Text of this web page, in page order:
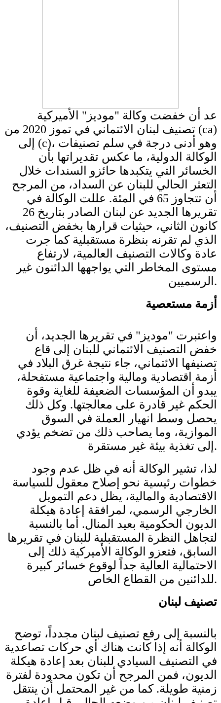
عد أن خفضت وكالة "موديز" الأميركية
تصنيف لبنان الائتماني في تموز 2020 من (ca)
إلى (c)، وهو أدنى درجة في سلم تصنيفات
الوكالة الدولية، ما عكس تقديراتها بأن
الخسائر التي يتكبدها حائزو السندات خلال
التعثر الحالي للبنان عن السداد، من المرجح
أن تتجاوز 65 في المئة. عللت الوكالة في
تقريرها الجديد عن لبنان الصادر بتاريخ 26
كانون الثاني، حيثيات قرارها بخفض التصنيف،
الذي لم تقرنه بنظرة مستقبلية كما جرت
عادة وكالات التصنيف العالمية، لارتفاع
مستوى المخاطر التي يواجهها الدائنون غير
الرسميين.
أزمة مستعصية
واعتبرت "موديز" في تقريرها الجديد، أن
خفض التصنيف الائتماني للبنان إلى قاع
تصنيفها الائتماني، جاء نتيجة غرق البلاد في
أزمة اقتصادية ومالية واجتماعية مستفحلة،
يبدو أن المؤسسات الضعيفة للغاية وقوة
الحكم غير قادرة على معالجتها. وكل ذلك
يحصل وسط انهيار العملة في السوق
الموازية، وما يصاحب ذلك من تضخم يؤدي
إلى تغذية بيئة غير مستقرة.
لذا، تشير الوكالة أنه في ظل عدم وجود
خطوات رئيسية نحو إصلاح معقول للسياسة
الاقتصادية والمالية، يظل دعم التمويل
الخارجي الرسمي، لمرافقة إعادة هيكلة
الديون الحكومية بعيد المنال. أما بالنسبة
لتجاهل النظرة المستقبلية للبنان في تقريرها
السابق، فتعزو الوكالة الأميركية ذلك إلى
الاحتمالية العالية جداً لوقوع خسائر كبيرة
للدائنين من القطاع الخاص.
تصنيف لبنان
بالنسبة إلى رفع تصنيف لبنان مجدداً، توضح
الوكالة أنه إذا كانت هناك أي حركات تصاعدية
في التصنيف السيادي للبنان بعد إعادة هيكلة
الديون، فمن المرجح أن تكون محدودة لفترة
زمنية طويلة. كما من غير المحتمل أن ينتقل